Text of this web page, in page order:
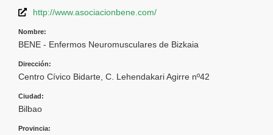
http://www.asociacionbene.com/
Nombre:
BENE - Enfermos Neuromusculares de Bizkaia
Dirección:
Centro Cívico Bidarte, C. Lehendakari Agirre nº42
Ciudad:
Bilbao
Provincia: